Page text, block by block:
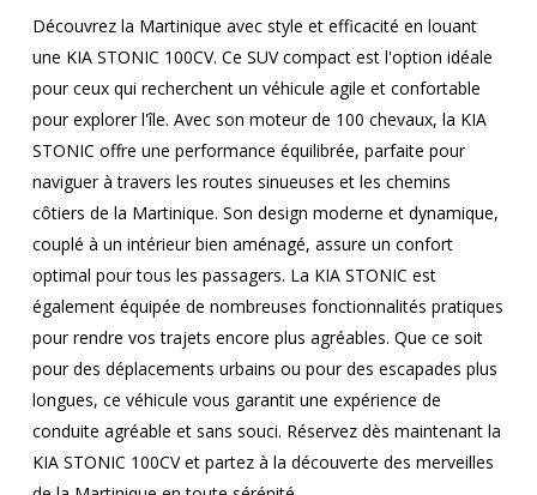
Découvrez la Martinique avec style et efficacité en louant
une KIA STONIC 100CV. Ce SUV compact est l'option idéale
pour ceux qui recherchent un véhicule agile et confortable
pour explorer l'île. Avec son moteur de 100 chevaux, la KIA
STONIC offre une performance équilibrée, parfaite pour
naviguer à travers les routes sinueuses et les chemins
côtiers de la Martinique. Son design moderne et dynamique,
couplé à un intérieur bien aménagé, assure un confort
optimal pour tous les passagers. La KIA STONIC est
également équipée de nombreuses fonctionnalités pratiques
pour rendre vos trajets encore plus agréables. Que ce soit
pour des déplacements urbains ou pour des escapades plus
longues, ce véhicule vous garantit une expérience de
conduite agréable et sans souci. Réservez dès maintenant la
KIA STONIC 100CV et partez à la découverte des merveilles